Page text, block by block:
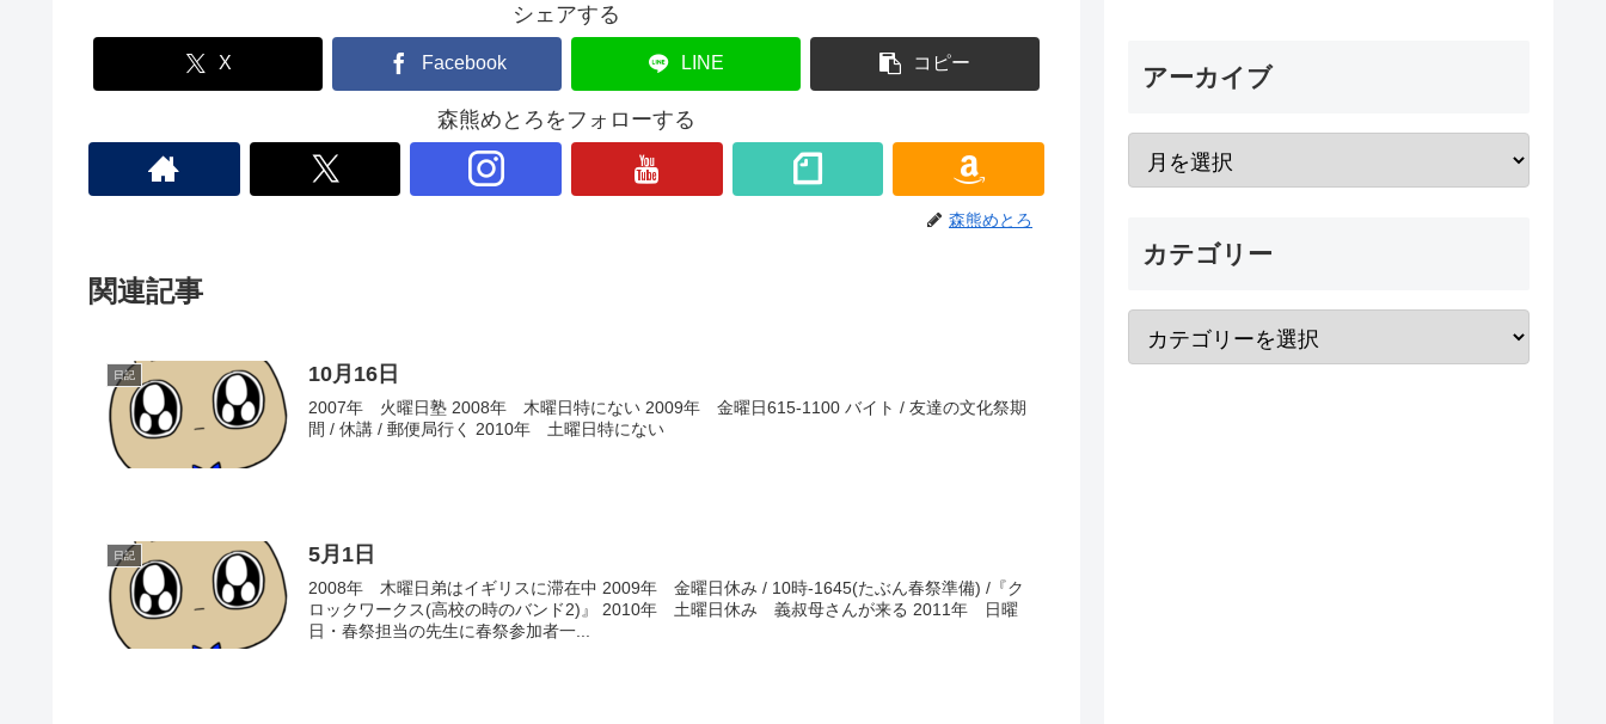
シェアする
X Facebook LINE コピー
森熊めとろをフォローする
森熊めとろ
関連記事
日記 10月16日
2007年 火曜日塾 2008年 木曜日特にない 2009年 金曜日615-1100 バイト / 友達の文化祭期
間 / 休講 / 郵便局行く 2010年 土曜日特にない
日記 5月1日
2008年 木曜日弟はイギリスに滞在中 2009年 金曜日休み / 10時-1645(たぶん春祭準備) /『ク
ロックワークス(高校の時のバンド2)』 2010年 土曜日休み 義叔母さんが来る 2011年 日曜
日・春祭担当の先生に春祭参加者一...
アーカイブ
カテゴリー